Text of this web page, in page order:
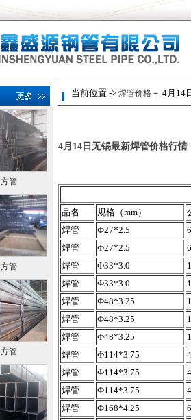
方管
方管
方管
当前位置 -> 焊管价格 － 4月14
4月14日无锡最新焊管价格行情
品名 规格（mm）
焊管
Ф27*2.5
焊管
Ф27*2.5
焊管
Ф33*3.0
焊管
Ф33*3.0
焊管
Ф48*3.25
焊管
Ф48*3.25
焊管
Ф48*3.25
焊管
Ф114*3.75
焊管
Ф114*3.75
焊管
Ф114*3.75
焊管
Ф168*4.25